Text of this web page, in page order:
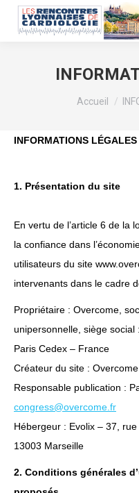
Vous êtes ici :
Accueil
INFORMATIONS LÉGALES
1. Présentation du site
En vertu de l’article 6 de la
la confiance dans
utilisateurs du site
intervenants dans le cadre
Propriétaire : Overcome,
unipersonnelle, siège
Paris Cedex – France
Créateur du site : Overcome
Responsable publication :
congress@overcome.fr
Hébergeur : Evolix – 37,
13003 Marseille
2. Conditions générales